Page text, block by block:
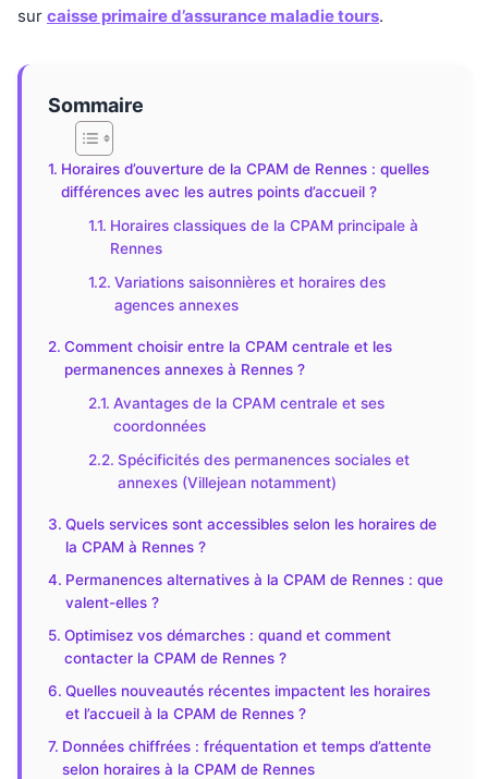
sur caisse primaire d’assurance maladie tours.
Sommaire
Horaires d’ouverture de la CPAM de Rennes : quelles
différences avec les autres points d’accueil ?
Horaires classiques de la CPAM principale à
Rennes
Variations saisonnières et horaires des
agences annexes
Comment choisir entre la CPAM centrale et les
permanences annexes à Rennes ?
Avantages de la CPAM centrale et ses
coordonnées
Spécificités des permanences sociales et
annexes (Villejean notamment)
Quels services sont accessibles selon les horaires de
la CPAM à Rennes ?
Permanences alternatives à la CPAM de Rennes : que
valent-elles ?
Optimisez vos démarches : quand et comment
contacter la CPAM de Rennes ?
Quelles nouveautés récentes impactent les horaires
et l’accueil à la CPAM de Rennes ?
Données chiffrées : fréquentation et temps d’attente
selon horaires à la CPAM de Rennes